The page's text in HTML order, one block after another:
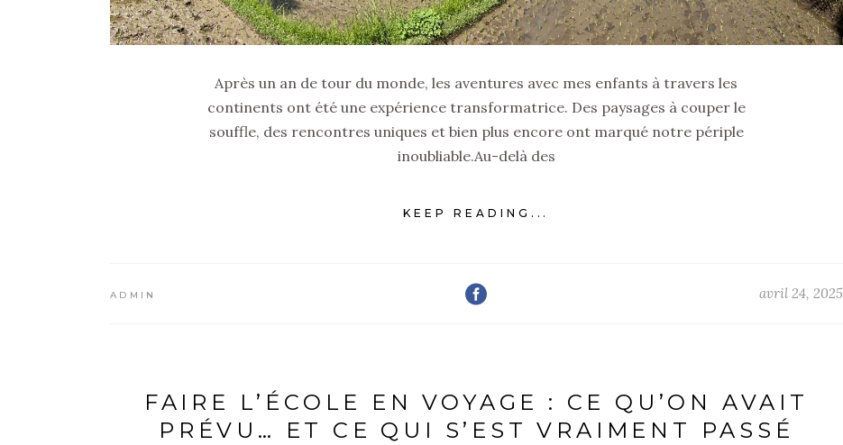
Après un an de tour du monde, les aventures avec mes enfants à travers les
continents ont été une expérience transformatrice. Des paysages à couper le
souffle, des rencontres uniques et bien plus encore ont marqué notre périple
inoubliable.Au-delà des
KEEP READING...
ADMIN avril 24, 2025
FAIRE L’ÉCOLE EN VOYAGE : CE QU’ON AVAIT
PRÉVU… ET CE QUI S’EST VRAIMENT PASSÉ